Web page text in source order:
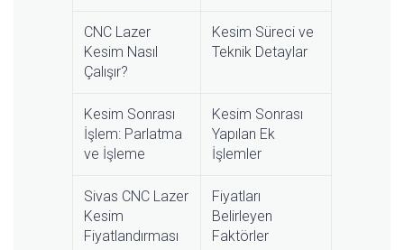
CNC Lazer
Kesim Nasıl
Çalışır?
Kesim Süreci ve
Teknik Detaylar
Kesim Sonrası
İşlem: Parlatma
ve İşleme
Kesim Sonrası
Yapılan Ek
İşlemler
Sivas CNC Lazer
Kesim
Fiyatlandırması
Fiyatları
Belirleyen
Faktörler